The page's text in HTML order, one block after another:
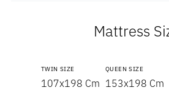
Mattress
TWIN SIZE
107x198 Cm
QUEEN SIZE
153x198 Cm